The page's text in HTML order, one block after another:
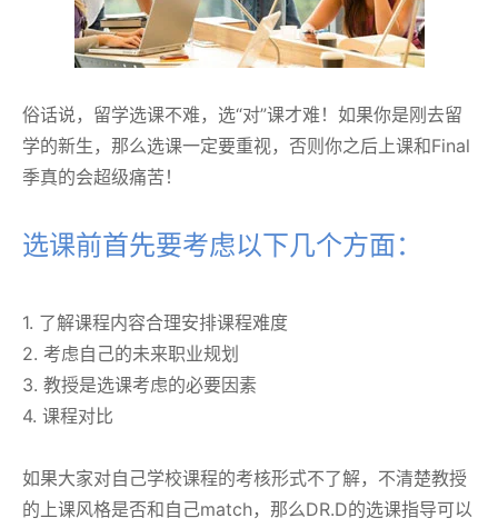
俗话说，留学选课不难，选“对”课才难！如果你是刚去留
学的新生，那么选课一定要重视，否则你之后上课和Final
季真的会超级痛苦！
选课前首先要考虑以下几个方面：
1. 了解课程内容合理安排课程难度
2. 考虑自己的未来职业规划
3. 教授是选课考虑的必要因素
4. 课程对比
如果大家对自己学校课程的考核形式不了解，不清楚教授
的上课风格是否和自己match，那么DR.D的选课指导可以